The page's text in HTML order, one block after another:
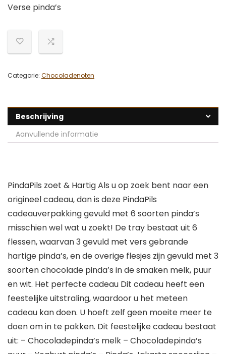
Verse pinda’s
Categorie: Chocoladenoten
Beschrijving
Aanvullende informatie
PindaPils zoet & Hartig Als u op zoek bent naar een
origineel cadeau, dan is deze PindaPils
cadeauverpakking gevuld met 6 soorten pinda’s
misschien wel wat u zoekt! De tray bestaat uit 6
flessen, waarvan 3 gevuld met vers gebrande
hartige pinda’s, en de overige flesjes zijn gevuld met 3
soorten chocolade pinda’s in de smaken melk, puur
en wit. Het perfecte cadeau Dit cadeau heeft een
feestelijke uitstraling, waardoor u het meteen
cadeau kan doen. U hoeft zelf geen moeite meer te
doen om in te pakken. Dit feestelijke cadeau bestaat
uit: – Chocoladepinda’s melk – Chocoladepinda’s